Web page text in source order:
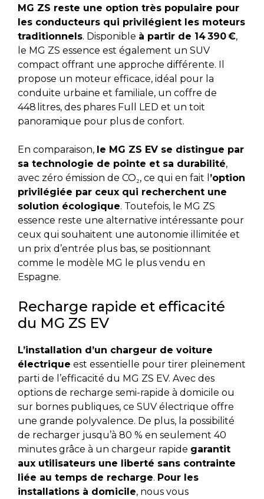
MG ZS reste une option très populaire pour
les conducteurs qui privilégient les moteurs
traditionnels. Disponible à partir de 14 390 €,
le MG ZS essence est également un SUV
compact offrant une approche différente. Il
propose un moteur efficace, idéal pour la
conduite urbaine et familiale, un coffre de
448 litres, des phares Full LED et un toit
panoramique pour plus de confort.
En comparaison, le MG ZS EV se distingue par
sa technologie de pointe et sa durabilité,
avec zéro émission de CO₂, ce qui en fait l ’option
privilégiée par ceux qui recherchent une
solution écologique. Toutefois, le MG ZS
essence reste une alternative intéressante pour
ceux qui souhaitent une autonomie illimitée et
un prix d’entrée plus bas, se positionnant
comme le modèle MG le plus vendu en
Espagne.
Recharge rapide et efficacité
du MG ZS EV
L’installation d’un chargeur de voiture
électrique est essentielle pour tirer pleinement
parti de l’efficacité du MG ZS EV. Avec des
options de recharge semi-rapide à domicile ou
sur bornes publiques, ce SUV électrique offre
une grande polyvalence. De plus, la possibilité
de recharger jusqu’à 80 % en seulement 40
minutes grâce à un chargeur rapide garantit
aux utilisateurs une liberté sans contrainte
liée au temps de recharge. Pour les
installations à domicile, nous vous